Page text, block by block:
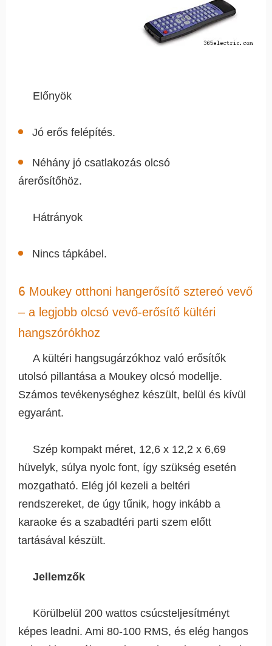
Előnyök
Jó erős felépítés.
Néhány jó csatlakozás olcsó
árerősítőhöz.
Hátrányok
Nincs tápkábel.
6 Moukey otthoni hangerősítő sztereó vevő
– a legjobb olcsó vevő-erősítő kültéri
hangszórókhoz
A kültéri hangsugárzókhoz való erősítők
utolsó pillantása a Moukey olcsó modellje.
Számos tevékenységhez készült, belül és kívül
egyaránt.
Szép kompakt méret, 12,6 x 12,2 x 6,69
hüvelyk, súlya nyolc font, így szükség esetén
mozgatható. Elég jól kezeli a beltéri
rendszereket, de úgy tűnik, hogy inkább a
karaoke és a szabadtéri parti szem előtt
tartásával készült.
Jellemzők
Körülbelül 200 wattos csúcsteljesítményt
képes leadni. Ami 80-100 RMS, és elég hangos